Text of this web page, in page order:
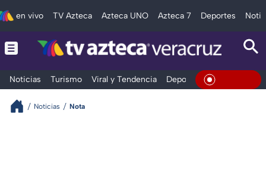
en vivo TV Azteca Azteca UNO Azteca 7 Deportes
Noticias Turismo Viral y Tendencia Deportes Espectáculos
En Vivo
Noticias Nota